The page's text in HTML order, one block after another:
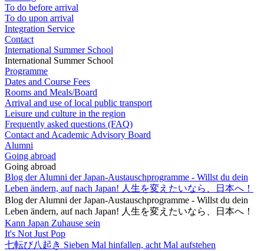
To do before arrival
To do upon arrival
Integration Service
Contact
International Summer School
International Summer School
Programme
Dates and Course Fees
Rooms and Meals/Board
Arrival and use of local public transport
Leisure und culture in the region
Frequently asked questions (FAQ)
Contact and Academic Advisory Board
Alumni
Going abroad
Going abroad
Blog der Alumni der Japan-Austauschprogramme - Willst du dein
Leben ändern, auf nach Japan! 人生を変えたいなら、日本へ！
Blog der Alumni der Japan-Austauschprogramme - Willst du dein
Leben ändern, auf nach Japan! 人生を変えたいなら、日本へ！
Kann Japan Zuhause sein
It's Not Just Pop
七転び八起き Sieben Mal hinfallen, acht Mal aufstehen